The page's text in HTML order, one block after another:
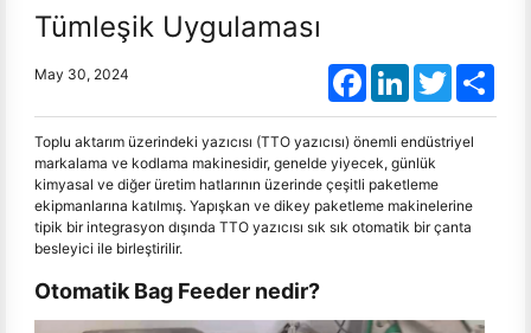
Tümleşik Uygulaması
May 30, 2024 FacebookLinkedInTwitter
Toplu aktarım üzerindeki yazıcısı (TTO yazıcısı) önemli endüstriyel
markalama ve kodlama makinesidir, genelde yiyecek, günlük
kimyasal ve diğer üretim hatlarının üzerinde çeşitli paketleme
ekipmanlarına katılmış. Yapışkan ve dikey paketleme makinelerine
tipik bir integrasyon dışında TTO yazıcısı sık sık otomatik bir çanta
besleyici ile birleştirilir.
Otomatik Bag Feeder nedir?